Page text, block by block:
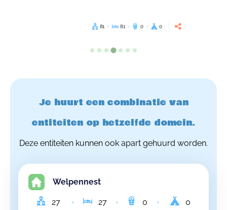
81 81 0 0
Je huurt een combinatie van
entiteiten op hetzelfde domein.
Deze entiteiten kunnen ook apart gehuurd worden.
Welpennest
27 27 0
0